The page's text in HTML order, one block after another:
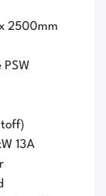
2500mm
PSW
13A